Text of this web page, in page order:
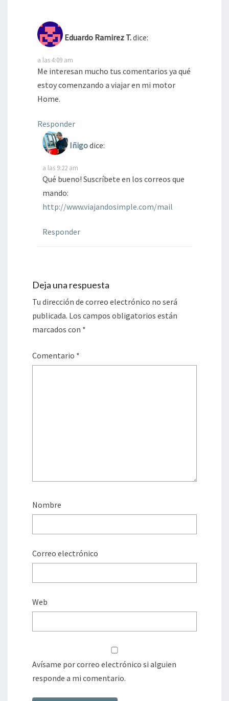
Eduardo Ramirez T.dice:
a las 4:09 am
Me interesan mucho tus comentarios ya qué
estoy comenzando a viajar en mi motor
Home.
Responder
Iñigodice:
a las 9:22 am
Qué bueno! Suscríbete en los correos que
mando:
http://www.viajandosimple.com/mail
Responder
Deja una respuesta
Tu dirección de correo electrónico no será
publicada. Los campos obligatorios están
marcados con *
Comentario *
Nombre
Correo electrónico
Web
Avísame por correo electrónico si alguien
responde a mi comentario.